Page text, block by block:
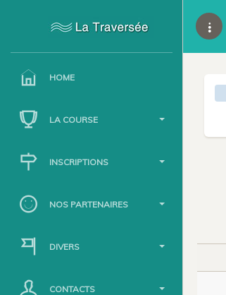
HOME
LA COURSE
INSCRIPTIONS
NOS PARTENAIRES
DIVERS
CONTACTS